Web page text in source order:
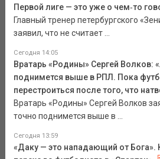
Первой лиге — это уже о чем‑то
Главный тренер петербургского
заявил, что не считает ...
Сегодня 14:05
Вратарь «Родины» Сергей Волков:
поднимется выше в РПЛ. Пока
перестроиться после того, что
Вратарь «Родины» Сергей Волков
точно поднимется выше в ...
Сегодня 13:59
«Даку — это нападающий от Бога».